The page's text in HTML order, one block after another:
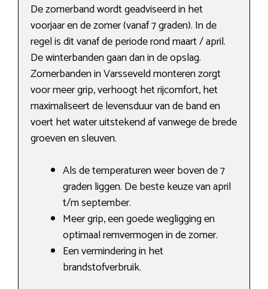
De zomerband wordt geadviseerd in het
voorjaar en de zomer (vanaf 7 graden). In de
regel is dit vanaf de periode rond maart / april.
De winterbanden gaan dan in de opslag.
Zomerbanden in Varsseveld monteren zorgt
voor meer grip, verhoogt het rijcomfort, het
maximaliseert de levensduur van de band en
voert het water uitstekend af vanwege de brede
groeven en sleuven.
Als de temperaturen weer boven de 7
graden liggen. De beste keuze van april
t/m september.
Meer grip, een goede wegligging en
optimaal remvermogen in de zomer.
Een vermindering in het
brandstofverbruik.